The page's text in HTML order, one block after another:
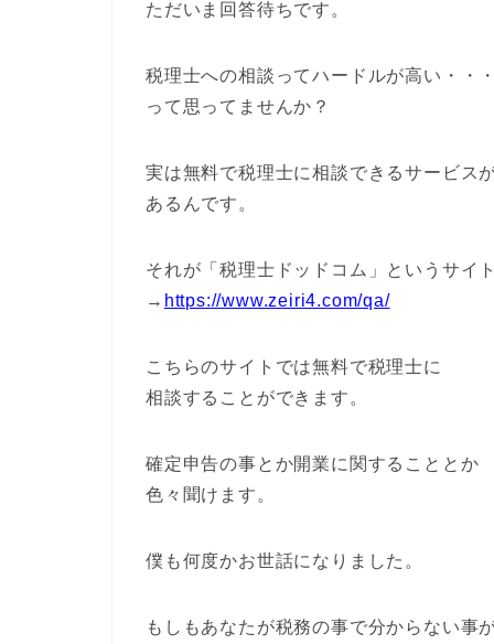
ただいま回答待ちです。
税理士への相談ってハードルが高い・・・
って思ってませんか？
実は無料で税理士に相談できるサービス
あるんです。
それが「税理士ドッドコム」というサイト
→ https://www.zeiri4.com/qa/
こちらのサイトでは無料で税理士に
相談することができます。
確定申告の事とか開業に関することとか
色々聞けます。
僕も何度かお世話になりました。
もしもあなたが税務の事で分からない事